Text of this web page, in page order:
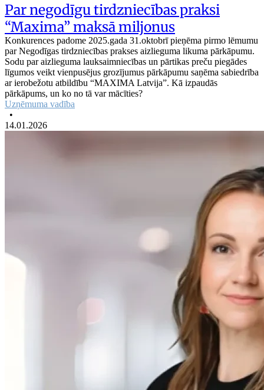
Par negodīgu tirdzniecības praksi
“Maxima” maksā miljonus
Konkurences padome 2025.gada 31.oktobrī pieņēma pirmo lēmumu
par Negodīgas tirdzniecības prakses aizlieguma likuma pārkāpumu.
Sodu par aizlieguma lauksaimniecības un pārtikas preču piegādes
līgumos veikt vienpusējus grozījumus pārkāpumu saņēma sabiedrība
ar ierobežotu atbildību “MAXIMA Latvija”. Kā izpaudās
pārkāpums, un ko no tā var mācīties?
Uzņēmuma vadība
•
14.01.2026